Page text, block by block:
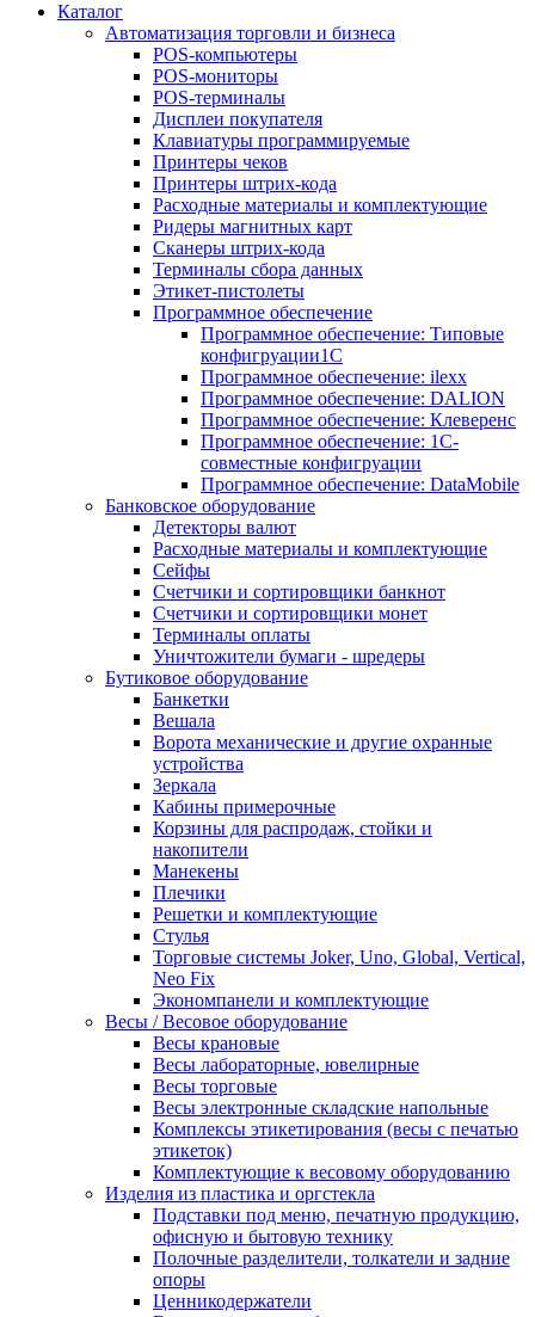
Каталог
Автоматизация торговли и бизнеса
POS-компьютеры
POS-мониторы
POS-терминалы
Дисплеи покупателя
Клавиатуры программируемые
Принтеры чеков
Принтеры штрих-кода
Расходные материалы и комплектующие
Ридеры магнитных карт
Сканеры штрих-кода
Терминалы сбора данных
Этикет-пистолеты
Программное обеспечение
Программное обеспечение: Типовые
конфигруации1С
Программное обеспечение: ilexx
Программное обеспечение: DALION
Программное обеспечение: Клеверенс
Программное обеспечение: 1С-
совместные конфигруации
Программное обеспечение: DataMobile
Банковское оборудование
Детекторы валют
Расходные материалы и комплектующие
Сейфы
Счетчики и сортировщики банкнот
Счетчики и сортировщики монет
Терминалы оплаты
Уничтожители бумаги - шредеры
Бутиковое оборудование
Банкетки
Вешала
Ворота механические и другие охранные
устройства
Зеркала
Кабины примерочные
Корзины для распродаж, стойки и
накопители
Манекены
Плечики
Решетки и комплектующие
Стулья
Торговые системы Joker, Uno, Global, Vertical,
Neo Fix
Экономпанели и комплектующие
Весы / Весовое оборудование
Весы крановые
Весы лабораторные, ювелирные
Весы торговые
Весы электронные складские напольные
Комплексы этикетирования (весы с печатью
этикеток)
Комплектующие к весовому оборудованию
Изделия из пластика и оргстекла
Подставки под меню, печатную продукцию,
офисную и бытовую технику
Полочные разделители, толкатели и задние
опоры
Ценникодержатели